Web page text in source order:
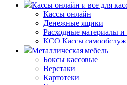
Кассы онлайн и все для
Кассы онлайн
Денежные ящики
Расходные материалы
КСО Кассы
Металлическая мебель
Боксы кассовые
Верстаки
Картотеки